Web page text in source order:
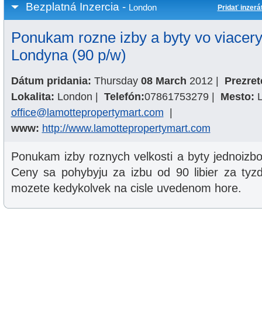
Bezplatná Inzercia - London Pridať
Ponukam rozne izby a byty vo
Londyna (90 p/w)
Dátum pridania: Thursday 08 March 2012 |
Lokalita: London | Telefón:07861753279 | Mesto:
office@lamottepropertymart.com |
www: http://www.lamottepropertymart.com
Ponukam izby roznych velkosti a byty
Ceny sa pohybyju za izbu od 90 libier za
mozete kedykolvek na cisle uvedenom hore.